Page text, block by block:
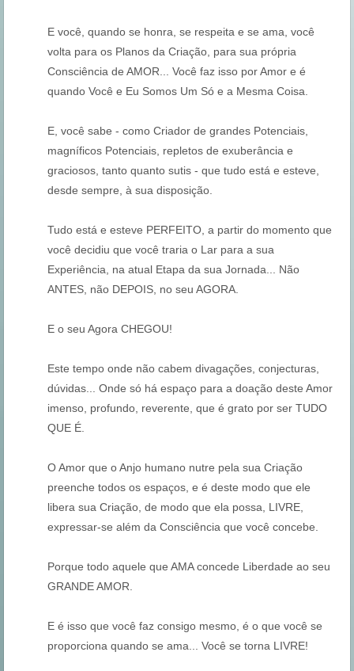
E você, quando se honra, se respeita e se ama, você
volta para os Planos da Criação, para sua própria
Consciência de AMOR... Você faz isso por Amor e é
quando Você e Eu Somos Um Só e a Mesma Coisa.
E, você sabe - como Criador de grandes Potenciais,
magníficos Potenciais, repletos de exuberância e
graciosos, tanto quanto sutis - que tudo está e esteve,
desde sempre, à sua disposição.
Tudo está e esteve PERFEITO, a partir do momento que
você decidiu que você traria o Lar para a sua
Experiência, na atual Etapa da sua Jornada... Não
ANTES, não DEPOIS, no seu AGORA.
E o seu Agora CHEGOU!
Este tempo onde não cabem divagações, conjecturas,
dúvidas... Onde só há espaço para a doação deste Amor
imenso, profundo, reverente, que é grato por ser TUDO
QUE É.
O Amor que o Anjo humano nutre pela sua Criação
preenche todos os espaços, e é deste modo que ele
libera sua Criação, de modo que ela possa, LIVRE,
expressar-se além da Consciência que você concebe.
Porque todo aquele que AMA concede Liberdade ao seu
GRANDE AMOR.
E é isso que você faz consigo mesmo, é o que você se
proporciona quando se ama... Você se torna LIVRE!